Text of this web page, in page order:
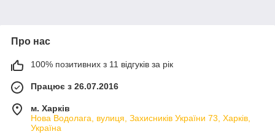
Про нас
100% позитивних з 11 відгуків за рік
Працює з 26.07.2016
м. Харків
Нова Водолага, вулиця, Захисників України 73, Харків,
Україна